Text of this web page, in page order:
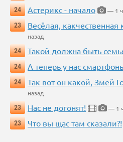
24
Астерикс - начало
— 1
23
Весёлая, какчественная
назад
24
Такой должна быть
24
А теперь у нас
24
Так вот он какой, Змей
назад
23
Нас не догонят!
— 1
23
Что вы щас там сказали?!